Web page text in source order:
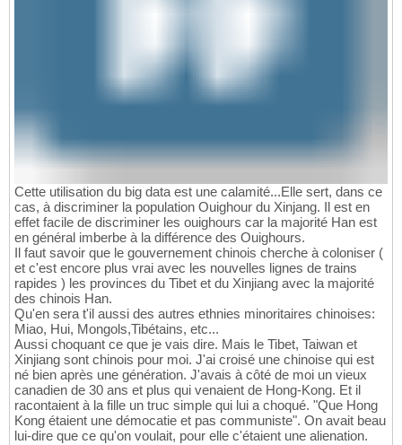
Cette utilisation du big data est une calamité...Elle sert, dans ce
cas, à discriminer la population Ouighour du Xinjang. Il est en
effet facile de discriminer les ouighours car la majorité Han est
en général imberbe à la différence des Ouighours.
Il faut savoir que le gouvernement chinois cherche à coloniser (
et c'est encore plus vrai avec les nouvelles lignes de trains
rapides ) les provinces du Tibet et du Xinjiang avec la majorité
des chinois Han.
Qu'en sera t'il aussi des autres ethnies minoritaires chinoises:
Miao, Hui, Mongols,Tibétains, etc...
Aussi choquant ce que je vais dire. Mais le Tibet, Taiwan et
Xinjiang sont chinois pour moi. J'ai croisé une chinoise qui est
né bien après une génération. J'avais à côté de moi un vieux
canadien de 30 ans et plus qui venaient de Hong-Kong. Et il
racontaient à la fille un truc simple qui lui a choqué. "Que Hong
Kong étaient une démocatie et pas communiste". On avait beau
lui-dire que ce qu'on voulait, pour elle c'étaient une alienation.